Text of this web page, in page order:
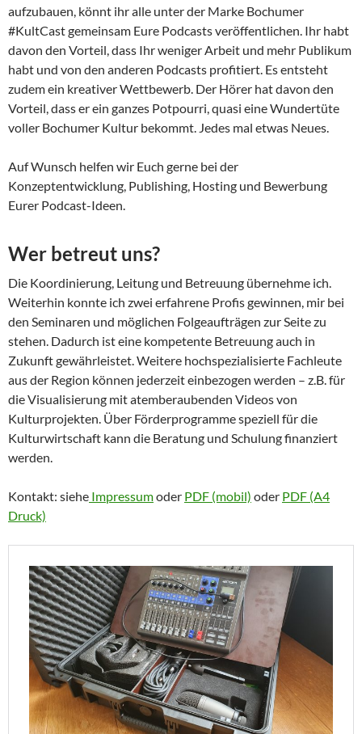
aufzubauen, könnt ihr alle unter der Marke Bochumer
#KultCast gemeinsam Eure Podcasts veröffentlichen. Ihr habt
davon den Vorteil, dass Ihr weniger Arbeit und mehr Publikum
habt und von den anderen Podcasts profitiert. Es entsteht
zudem ein kreativer Wettbewerb. Der Hörer hat davon den
Vorteil, dass er ein ganzes Potpourri, quasi eine Wundertüte
voller Bochumer Kultur bekommt. Jedes mal etwas Neues.
Auf Wunsch helfen wir Euch gerne bei der
Konzeptentwicklung, Publishing, Hosting und Bewerbung
Eurer Podcast-Ideen.
Wer betreut uns?
Die Koordinierung, Leitung und Betreuung übernehme ich.
Weiterhin konnte ich zwei erfah­rene Profis gewinnen, mir bei
den Seminaren und mög­lichen Folgeaufträgen zur Seite zu
stehen. Dadurch ist eine kompetente Betreuung auch in
Zukunft gewährleistet. Weitere hochspezialisierte Fachleute
aus der Region können jederzeit einbezogen werden – z.B. für
die Visualisierung mit atemberaubenden Videos von
Kulturprojekten. Über Förderprogramme speziell für die
Kulturwirtschaft kann die Beratung und Schulung finanziert
werden.
Kontakt: siehe Impressumoder PDF (mobil) oder PDF (A4
Druck)